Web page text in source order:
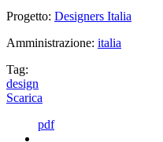
Progetto: Designers Italia
Amministrazione: italia
Tag:
design
Scarica
pdf